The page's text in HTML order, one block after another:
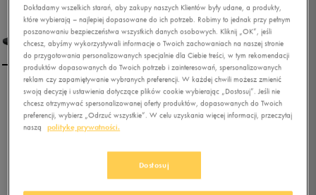
ROXY VIVA II
+ 150 PKT WKLUBIE 50 STYLE
Dokładamy wszelkich starań, aby zakupy naszych Klientów były udane, a produkty,
które wybierają – najlepiej dopasowane do ich potrzeb. Robimy to jednak przy pełnym
poszanowaniu bezpieczeństwa wszystkich danych osobowych. Kliknij „OK”, jeśli
chcesz, abyśmy wykorzystywali informacje o Twoich zachowaniach na naszej stronie
do przygotowania personalizowanych specjalnie dla Ciebie treści, w tym rekomendacji
produktów dopasowanych do Twoich potrzeb i zainteresowań, spersonalizowanych
reklam czy zapamiętywanie wybranych preferencji. W każdej chwili możesz zmienić
swoją decyzję i ustawienia dotyczące plików cookie wybierając „Dostosuj”. Jeśli nie
chcesz otrzymywać spersonalizowanej oferty produktów, dopasowanych do Twoich
preferencji, wybierz „Odrzuć wszystkie”. W celu uzyskania więcej informacji, przeczytaj
naszą politykę prywatności.
Dostosuj